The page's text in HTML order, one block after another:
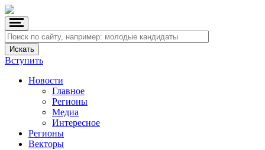
Вступить
Новости
Главное
Регионы
Медиа
Интересное
Регионы
Векторы